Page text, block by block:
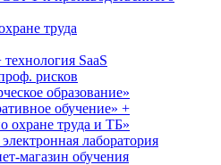
труда
технология SaaS
рисков
образование»
обучение» +
охране труда и ТБ»
лаборатория
магазин обучения